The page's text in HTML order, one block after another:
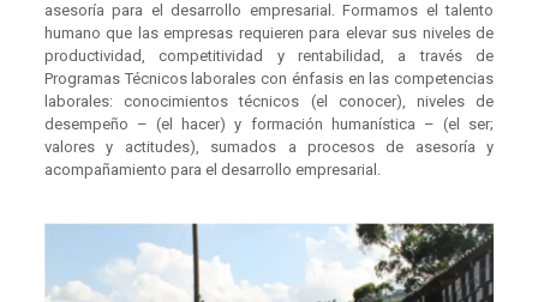
asesoría para el desarrollo empresarial. Formamos el talento
humano que las empresas requieren para elevar sus niveles de
productividad, competitividad y rentabilidad, a través de
Programas Técnicos laborales con énfasis en las competencias
laborales: conocimientos técnicos (el conocer), niveles de
desempeño – (el hacer) y formación humanística – (el ser;
valores y actitudes), sumados a procesos de asesoría y
acompañamiento para el desarrollo empresarial.